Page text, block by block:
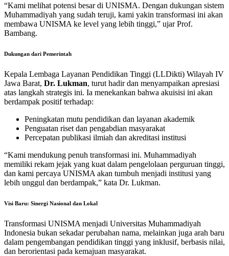
“Kami melihat potensi besar di UNISMA. Dengan dukungan sistem
Muhammadiyah yang sudah teruji, kami yakin transformasi ini akan
membawa UNISMA ke level yang lebih tinggi,” ujar Prof.
Bambang.
Dukungan dari Pemerintah
Kepala Lembaga Layanan Pendidikan Tinggi (LLDikti) Wilayah IV
Jawa Barat, Dr. Lukman, turut hadir dan menyampaikan apresiasi
atas langkah strategis ini. Ia menekankan bahwa akuisisi ini akan
berdampak positif terhadap:
Peningkatan mutu pendidikan dan layanan akademik
Penguatan riset dan pengabdian masyarakat
Percepatan publikasi ilmiah dan akreditasi institusi
“Kami mendukung penuh transformasi ini. Muhammadiyah
memiliki rekam jejak yang kuat dalam pengelolaan perguruan tinggi,
dan kami percaya UNISMA akan tumbuh menjadi institusi yang
lebih unggul dan berdampak,” kata Dr. Lukman.
Visi Baru: Sinergi Nasional dan Lokal
Transformasi UNISMA menjadi Universitas Muhammadiyah
Indonesia bukan sekadar perubahan nama, melainkan juga arah baru
dalam pengembangan pendidikan tinggi yang inklusif, berbasis nilai,
dan berorientasi pada kemajuan masyarakat.